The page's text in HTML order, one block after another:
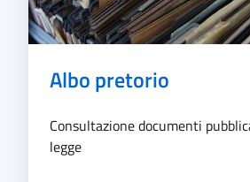
Albo pretorio
Consultazione documenti
legge